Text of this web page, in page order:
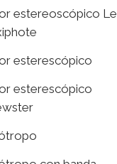
estereoscópico Le
esterescópico
esterescópico